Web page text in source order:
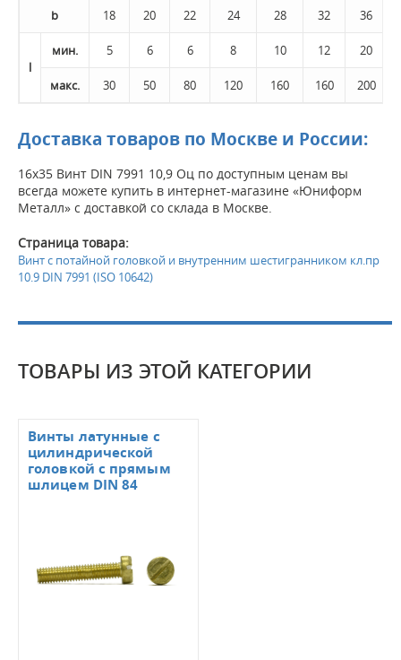
b 18 20 22 24 28 32 36
l
мин. 5 6 6 8 10 12 20
макс. 30 50 80 120 160 160 200
Доставка товаров по Москве и России:
16х35 Винт DIN 7991 10,9 Оц по доступным ценам вы
всегда можете купить в интернет-магазине «Юниформ
Металл» с доставкой со склада в Москве.
Страница товара:
Винт с потайной головкой и внутренним шестигранником кл.пр
10.9 DIN 7991 (ISO 10642)
ТОВАРЫ ИЗ ЭТОЙ КАТЕГОРИИ
Винты латунные с
цилиндрической
головкой с прямым
шлицем DIN 84